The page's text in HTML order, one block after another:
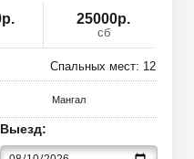
25000р.
сб
Спальных мест: 12
Мангал
Выезд: